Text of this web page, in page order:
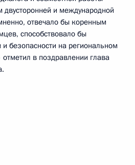
двусторонней и международной
отвечало бы коренным
способствовало бы
безопасности на региональном
в поздравлении глава